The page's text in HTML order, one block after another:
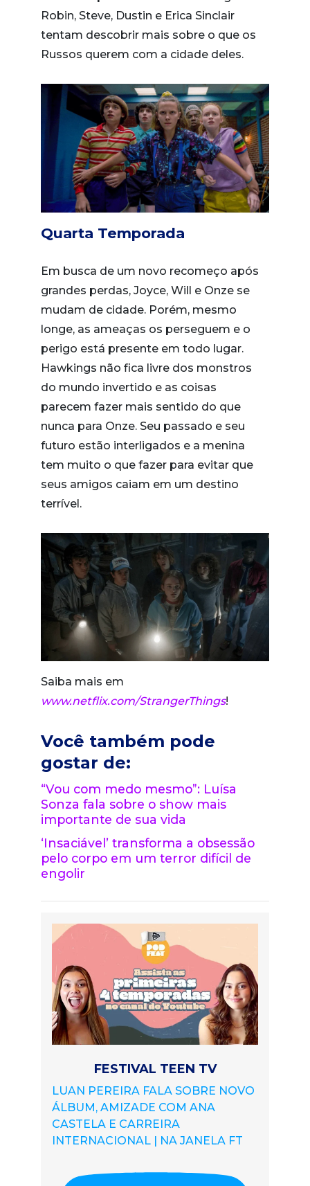
Robin, Steve, Dustin e Erica Sinclair
tentam descobrir mais sobre o que os
Russos querem com a cidade deles.
Quarta Temporada
Em busca de um novo recomeço após
grandes perdas, Joyce, Will e Onze se
mudam de cidade. Porém, mesmo
longe, as ameaças os perseguem e o
perigo está presente em todo lugar.
Hawkings não fica livre dos monstros
do mundo invertido e as coisas
parecem fazer mais sentido do que
nunca para Onze. Seu passado e seu
futuro estão interligados e a menina
tem muito o que fazer para evitar que
seus amigos caiam em um destino
terrível.
Saiba mais em
www.netflix.com/StrangerThings!
Você também pode
gostar de:
“Vou com medo mesmo”: Luísa
Sonza fala sobre o show mais
importante de sua vida
‘Insaciável’ transforma a obsessão
pelo corpo em um terror difícil de
engolir
FESTIVAL TEEN TV
LUAN PEREIRA FALA SOBRE NOVO
ÁLBUM, AMIZADE COM ANA
CASTELA E CARREIRA
INTERNACIONAL | NA JANELA FT